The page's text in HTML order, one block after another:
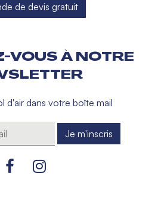
de devis gratuit
VOUS À NOTRE
d'air dans votre boîte mail